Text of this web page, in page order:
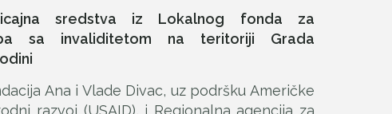
sredstva iz Lokalnog fonda za
sa invaliditetom na teritoriji Grada
Ana i Vlade Divac, uz podršku Američke
razvoj (USAID), i Regionalna agencija za